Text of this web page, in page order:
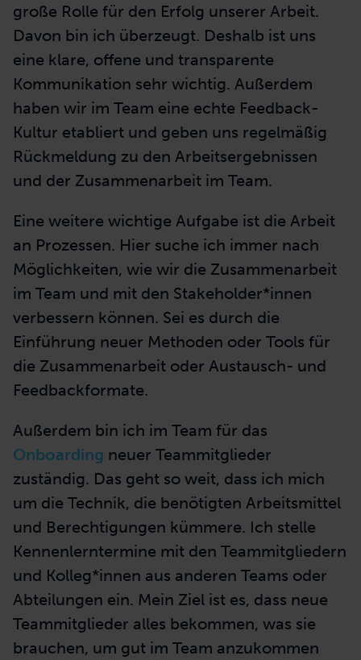
große Rolle für den Erfolg unserer Arbeit.
Davon bin ich überzeugt. Deshalb ist uns
eine klare, offene und transparente
Kommunikation sehr wichtig. Außerdem
haben wir im Team eine echte Feedback-
Kultur etabliert und geben uns regelmäßig
Rückmeldung zu den Arbeitsergebnissen
und der Zusammenarbeit im Team.
Eine weitere wichtige Aufgabe ist die Arbeit
an Prozessen. Hier suche ich immer nach
Möglichkeiten, wie wir die Zusammenarbeit
im Team und mit den Stakeholder*innen
verbessern können. Sei es durch die
Einführung neuer Methoden oder Tools für
die Zusammenarbeit oder Austausch- und
Feedbackformate.
Außerdem bin ich im Team für das
Onboarding neuer Teammitglieder
zuständig. Das geht so weit, dass ich mich
um die Technik, die benötigten Arbeitsmittel
und Berechtigungen kümmere. Ich stelle
Kennenlerntermine mit den Teammitgliedern
und Kolleg*innen aus anderen Teams oder
Abteilungen ein. Mein Ziel ist es, dass neue
Teammitglieder alles bekommen, was sie
brauchen, um gut im Team anzukommen